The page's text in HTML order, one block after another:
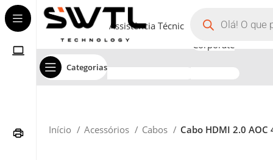
Categorias
Assistência Técnica
Corporate
Início Acessórios Cabos Cabo HDMI 2.0